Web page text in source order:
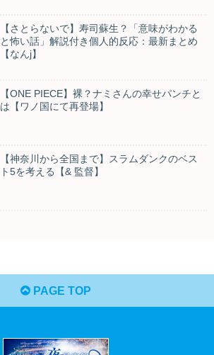
【さとらないで】寿司蘇生？「意味がわかる
と怖い話」解説付き個人的反応：最新まとめ
【なんj】
【ONE PIECE】裸？ナミさんの幸せパンチと
は【ワノ国にて再登場】
【神奈川から全国まで】スラムダンクのベス
ト5を考える【& 監督】
PAGE TOP